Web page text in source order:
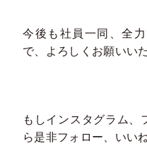
今後も社員一同、全
で、よろしくお願いい
もしインスタグラム、
ら是非フォロー、いい